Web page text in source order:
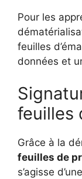
Pour les
feuilles
données et
feuilles
Grâce à la
feuilles de
s’agisse